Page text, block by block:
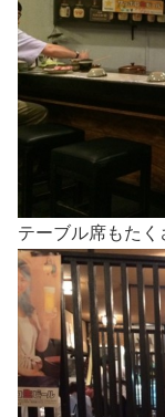
テーブル席もたく